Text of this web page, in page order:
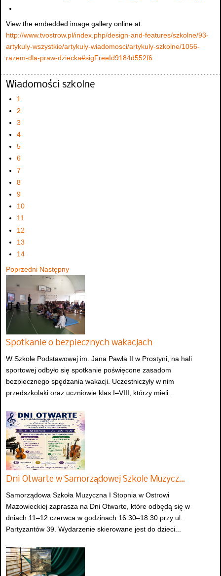
View the embedded image gallery online at:
http://www.tvostrow.pl/index.php/design-and-features/szkolne/93-
artykuly-wszystkie/artykuly-wiadomosci/artykuly-szkolne/1056-
razem-dla-praw-dziecka#sigFreeId9184d552f6
Wiadomości szkolne
1
2
3
4
5
6
7
8
9
10
11
12
13
14
Poprzedni Następny
Spotkanie o bezpiecznych wakacjach
W Szkole Podstawowej im. Jana Pawła II w Prostyni, na hali
sportowej odbyło się spotkanie poświęcone zasadom
bezpiecznego spędzania wakacji. Uczestniczyły w nim
przedszkolaki oraz uczniowie klas I–VIII, którzy mieli...
Dni Otwarte w Samorządowej Szkole Muzycz…
Samorządowa Szkoła Muzyczna I Stopnia w Ostrowi
Mazowieckiej zaprasza na Dni Otwarte, które odbędą się w
dniach 11–12 czerwca w godzinach 16:30–18:30 przy ul.
Partyzantów 39. Wydarzenie skierowane jest do dzieci...